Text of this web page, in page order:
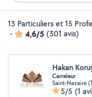
13 Particuliers et 15
-
4,6/5 (301 avis)
Hakan
Carreleur
Saint-Nazaire
5/5 (1